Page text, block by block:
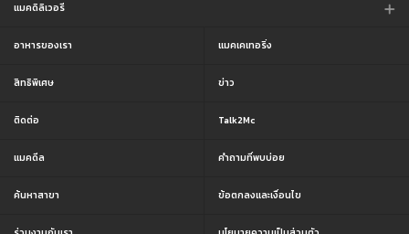
แมคดิลิเวอรี
อาหารของเรา
สิทธิพิเศษ
ติดต่อ
แมคดีล
ค้นหาสาขา
แมคเคเทอริ่ง
ข่าว
Talk2Mc
คำถามที่พบบ่อย
ข้อตกลงและเงื่อนไข